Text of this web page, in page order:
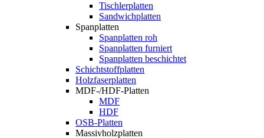
Tischlerplatten
Sandwichplatten
Spanplatten
Spanplatten roh
Spanplatten furniert
Spanplatten beschichtet
Schichtstoffplatten
Holzfaserplatten
MDF-/HDF-Platten
MDF
HDF
OSB-Platten
Massivholzplatten